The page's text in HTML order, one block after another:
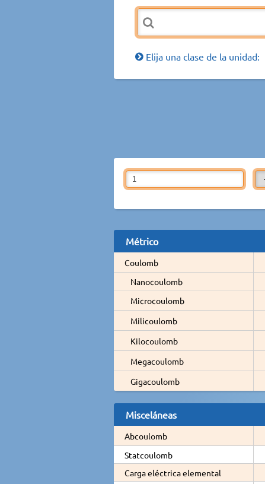
Elija una clase de la unidad:
Métrico
Coulomb
Nanocoulomb
Microcoulomb
Milicoulomb
Kilocoulomb
Megacoulomb
Gigacoulomb
Misceláneas
Abcoulomb
Statcoulomb
Carga eléctrica elemental